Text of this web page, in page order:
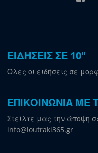
ΕΙΔΗΣΕΙΣ ΣΕ 10"
Όλες οι ειδήσεις σε
ΕΠΙΚΟΙΝΩΝΙΑ ΜΕ
Στείλτε μας την άποψη
info@loutraki365.gr